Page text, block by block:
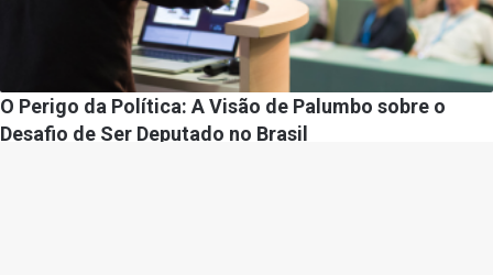
O Perigo da Política: A Visão de Palumbo sobre o
Desafio de Ser Deputado no Brasil